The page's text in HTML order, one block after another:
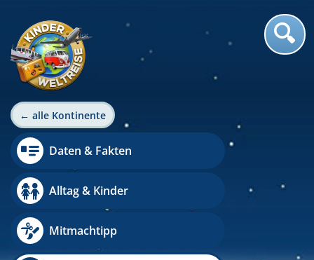
← alle Kontinente
Daten & Fakten
Alltag & Kinder
Mitmachtipp